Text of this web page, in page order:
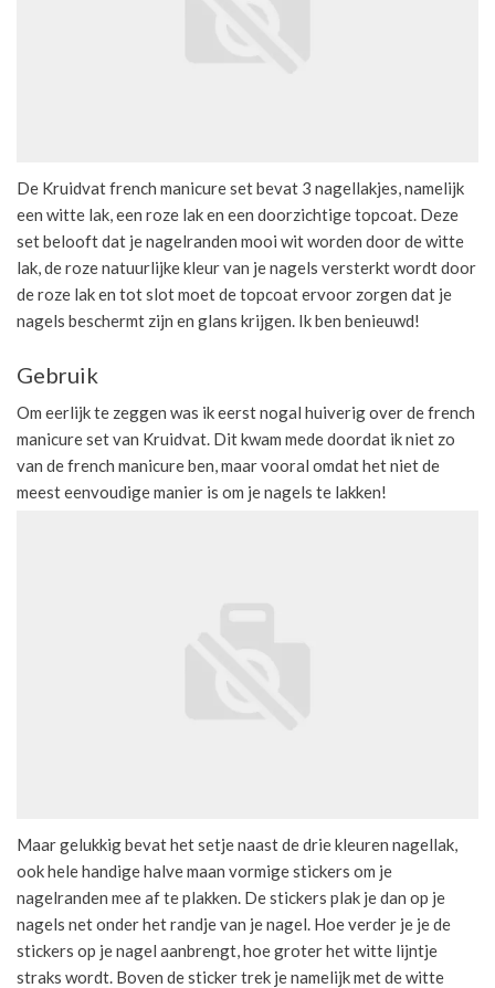
De Kruidvat french manicure set bevat 3 nagellakjes, namelijk
een witte lak, een roze lak en een doorzichtige topcoat. Deze
set belooft dat je nagelranden mooi wit worden door de witte
lak, de roze natuurlijke kleur van je nagels versterkt wordt door
de roze lak en tot slot moet de topcoat ervoor zorgen dat je
nagels beschermt zijn en glans krijgen. Ik ben benieuwd!
Gebruik
Om eerlijk te zeggen was ik eerst nogal huiverig over de french
manicure set van Kruidvat. Dit kwam mede doordat ik niet zo
van de french manicure ben, maar vooral omdat het niet de
meest eenvoudige manier is om je nagels te lakken!
Maar gelukkig bevat het setje naast de drie kleuren nagellak,
ook hele handige halve maan vormige stickers om je
nagelranden mee af te plakken. De stickers plak je dan op je
nagels net onder het randje van je nagel. Hoe verder je je de
stickers op je nagel aanbrengt, hoe groter het witte lijntje
straks wordt. Boven de sticker trek je namelijk met de witte